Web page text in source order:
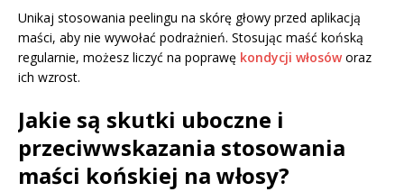
Unikaj stosowania peelingu na skórę głowy przed aplikacją
maści, aby nie wywołać podrażnień. Stosując maść końską
regularnie, możesz liczyć na poprawę kondycji włosóworaz
ich wzrost.
Jakie są skutki uboczne i
przeciwwskazania stosowania
maści końskiej na włosy?